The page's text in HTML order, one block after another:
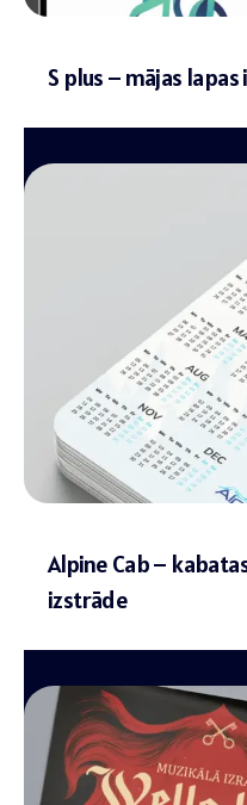
S plus – mājas
Alpine Cab –
izstrāde